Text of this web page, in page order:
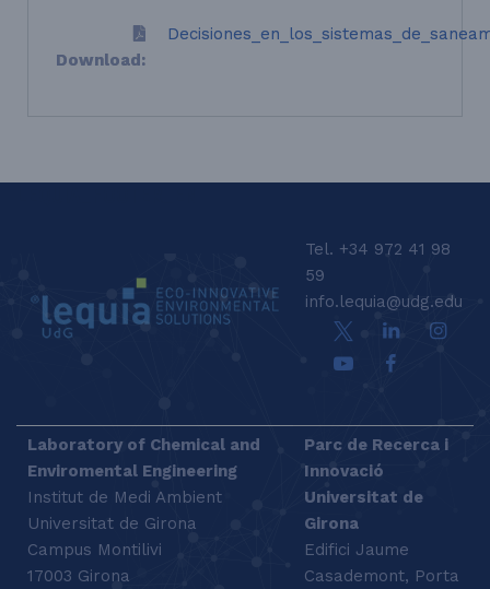
Download:
Tel. +34 972 41 98
59
info.lequia@udg.edu
Laboratory of Chemical and
Enviromental Engineering
Institut de Medi Ambient
Universitat de Girona
Campus Montilivi
17003 Girona
Parc de Recerca i
Innovació
Universitat de
Girona
Edifici Jaume
Casademont, Porta